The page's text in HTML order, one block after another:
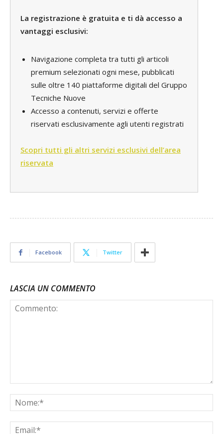
La registrazione è gratuita e ti dà accesso a
vantaggi esclusivi:
Navigazione completa tra tutti gli articoli
premium selezionati ogni mese, pubblicati
sulle oltre 140 piattaforme digitali del Gruppo
Tecniche Nuove
Accesso a contenuti, servizi e offerte
riservati esclusivamente agli utenti registrati
Scopri tutti gli altri servizi esclusivi dell’area
riservata
Facebook Twitter
LASCIA UN COMMENTO